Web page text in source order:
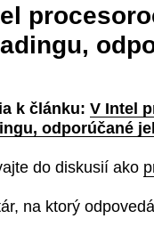
k článku: V Intel
odporúčané
do diskusií ako
na ktorý